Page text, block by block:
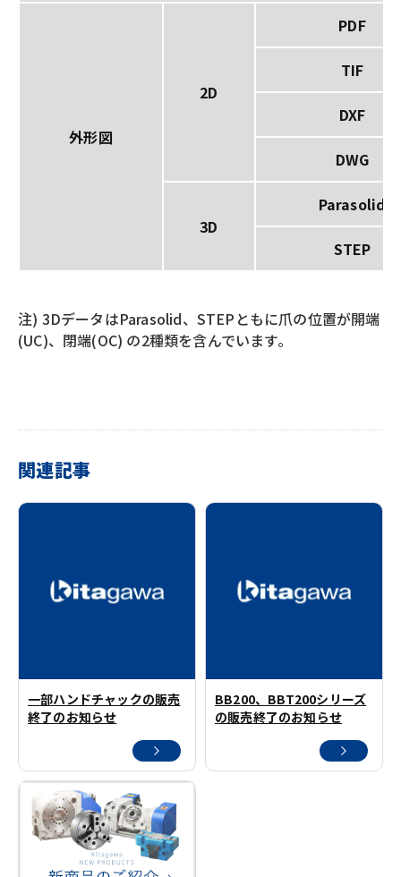
外形図
2D
PDF
TIF
DXF
DWG
3D
Parasolid
STEP
注) 3DデータはParasolid、STEPともに爪の位置が開端
(UC)、閉端(OC) の2種類を含んでいます。
関連記事
一部ハンドチャックの販売
終了のお知らせ
BB200、BBT200シリーズ
の販売終了のお知らせ